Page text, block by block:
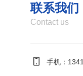
联系我们
Contact us
手机：